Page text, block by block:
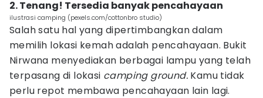
2. Tenang! Tersedia banyak pencahayaan
ilustrasi camping (pexels.com/cottonbro studio)
Salah satu hal yang dipertimbangkan dalam
memilih lokasi kemah adalah pencahayaan. Bukit
Nirwana menyediakan berbagai lampu yang telah
terpasang di lokasi camping ground. Kamu tidak
perlu repot membawa pencahayaan lain lagi.